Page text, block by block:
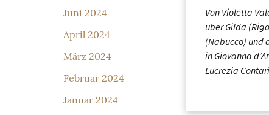
Juni 2024
April 2024
März 2024
Februar 2024
Januar 2024
Von Violetta
über Gilda
(Nabucco) und
in Giovanna
Lucrezia